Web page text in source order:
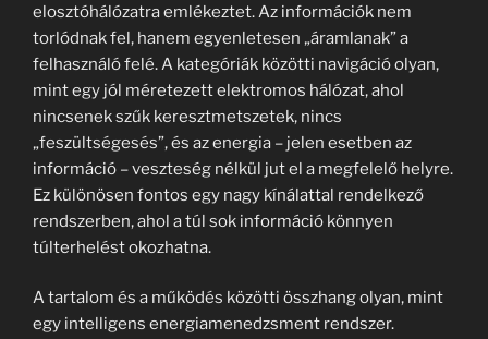
elosztóhálózatra emlékeztet. Az információk nem
torlódnak fel, hanem egyenletesen „áramlanak” a
felhasználó felé. A kategóriák közötti navigáció olyan,
mint egy jól méretezett elektromos hálózat, ahol
nincsenek szűk keresztmetszetek, nincs
„feszültségesés”, és az energia – jelen esetben az
információ – veszteség nélkül jut el a megfelelő helyre.
Ez különösen fontos egy nagy kínálattal rendelkező
rendszerben, ahol a túl sok információ könnyen
túlterhelést okozhatna.
A tartalom és a működés közötti összhang olyan, mint
egy intelligens energiamenedzsment rendszer.